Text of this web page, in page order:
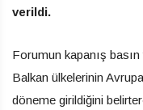
verildi.
Forumun kapanış
Balkan ülkelerinin
döneme girildiğini